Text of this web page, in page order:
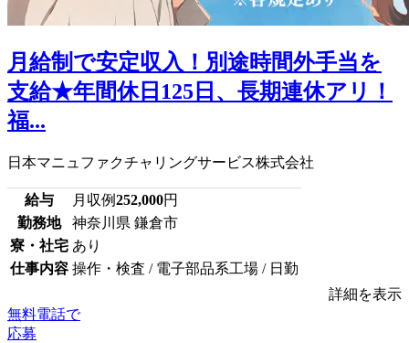
月給制で安定収入！別途時間外手当を
支給★年間休日125日、長期連休アリ！
福...
日本マニュファクチャリングサービス株式会社
給与 月収例252,000円
勤務地
神奈川県 鎌倉市
寮・社宅 あり
仕事内容 操作・検査 / 電子部品系工場 / 日勤
詳細を表示
無料電話で
応募